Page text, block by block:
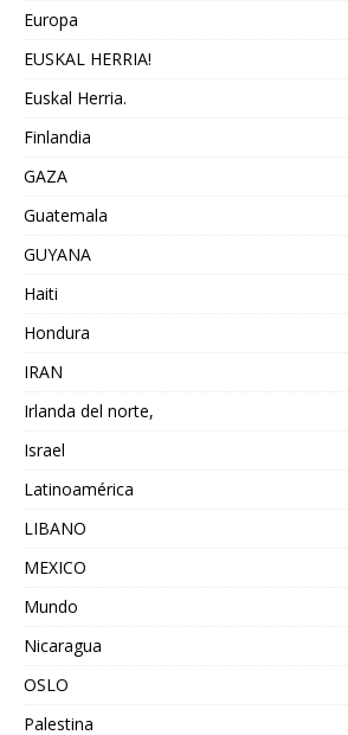
Europa
EUSKAL HERRIA!
Euskal Herria.
Finlandia
GAZA
Guatemala
GUYANA
Haiti
Hondura
IRAN
Irlanda del norte,
Israel
Latinoamérica
LIBANO
MEXICO
Mundo
Nicaragua
OSLO
Palestina